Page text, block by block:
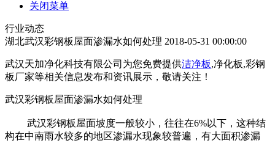
关闭菜单
行业动态
湖北武汉彩钢板屋面渗漏水如何处理 2018-05-31 00:00:00
武汉天加净化科技有限公司为您免费提供洁净板,净化板,彩钢
板厂家等相关信息发布和资讯展示，敬请关注！
武汉彩钢板屋面渗漏水如何处理
武汉彩钢板屋面坡度一般较小，往往在6%以下，这种结
构在中南雨水较多的地区渗漏水现象较普遍，有大面积渗漏